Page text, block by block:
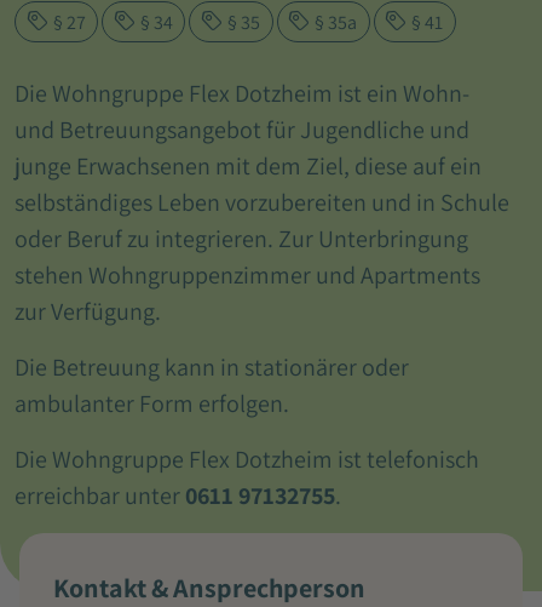
§ 27 § 34 § 35 § 35a § 41
Die Wohngruppe Flex Dotzheim ist ein Wohn-
und Betreuungsangebot für Jugendliche und
junge Erwachsenen mit dem Ziel, diese auf ein
selbständiges Leben vorzubereiten und in Schule
oder Beruf zu integrieren. Zur Unterbringung
stehen Wohngruppenzimmer und Apartments
zur Verfügung.
Die Betreuung kann in stationärer oder
ambulanter Form erfolgen.
Die Wohngruppe Flex Dotzheim ist telefonisch
erreichbar unter0611 97132755.
Kontakt & Ansprechperson